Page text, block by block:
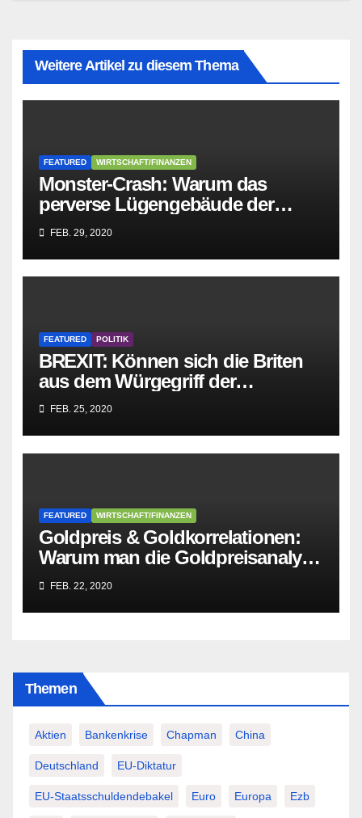
Weitere Artikel zu diesem Thema
FEATURED WIRTSCHAFT/FINANZEN
Monster-Crash: Warum das
perverse Lügengebäude der
Sozialisten in sich
zusammenbricht!
FEB. 29, 2020
FEATURED POLITIK
BREXIT: Können sich die Briten
aus dem Würgegriff der
parasitären EU-Mafia befreien?
FEB. 25, 2020
FEATURED WIRTSCHAFT/FINANZEN
Goldpreis & Goldkorrelationen:
Warum man die Goldpreisanalyse
besser Profis überlässt!
FEB. 22, 2020
Themen
Aktien Bankenkrise Chapman China
Deutschland EU-Diktatur
EU-Staatsschuldendebakel Euro Europa Ezb